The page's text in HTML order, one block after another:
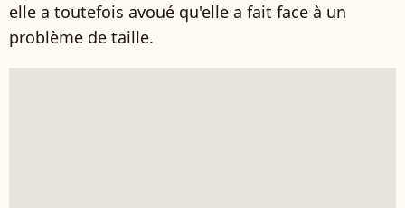
elle a toutefois avoué qu'elle a fait face à un
problème de taille.